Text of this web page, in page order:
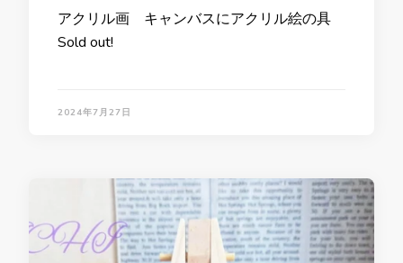
アクリル画 キャンバスにアクリル絵の具
Sold out!
2024年7月27日